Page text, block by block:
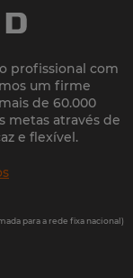
profissional com
um firme
de 60.000
metas através de
e flexível.
para a rede fixa nacional)